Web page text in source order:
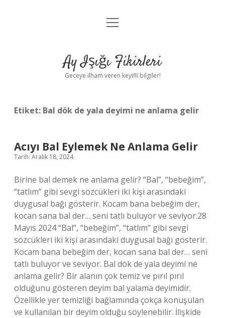
Anasayfa
Yasal Uyarı
menüyü
Ay Işığı Fikirleri
Geceye ilham veren keyifli bilgiler!
Etiket: Bal dök de yala deyimi ne anlama gelir
Acıyı Bal Eylemek Ne Anlama Gelir
Tarih: Aralık 18, 2024
Birine bal demek ne anlama gelir? “Bal”, “bebeğim”,
“tatlım” gibi sevgi sözcükleri iki kişi arasındaki
duygusal bağı gösterir. Kocam bana bebeğim der,
kocan sana bal der… seni tatlı buluyor ve seviyor.28
Mayıs 2024 “Bal”, “bebeğim”, “tatlım” gibi sevgi
sözcükleri iki kişi arasındaki duygusal bağı gösterir.
Kocam bana bebeğim der, kocan sana bal der… seni
tatlı buluyor ve seviyor. Bal dök de yala deyimi ne
anlama gelir? Bir alanın çok temiz ve pırıl pırıl
olduğunu gösteren deyim bal yalama deyimidir.
Özellikle yer temizliği bağlamında çokça konuşulan
ve kullanılan bir deyim olduğu söylenebilir. İlişkide